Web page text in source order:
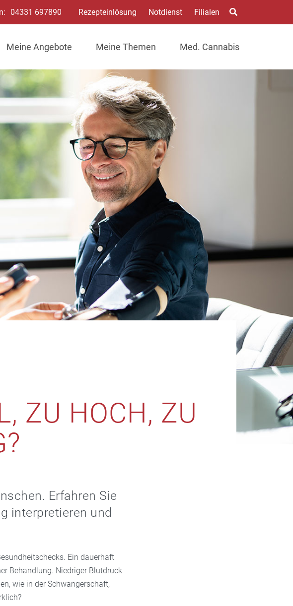
04331 697890 Rezepteinlösung Notdienst Filialen
Meine Angebote Meine Themen Med. Cannabis
ZU HOCH, ZU
Erfahren Sie
interpretieren und
Ein dauerhaft
Behandlung. Niedriger Blutdruck
wie in der Schwangerschaft,